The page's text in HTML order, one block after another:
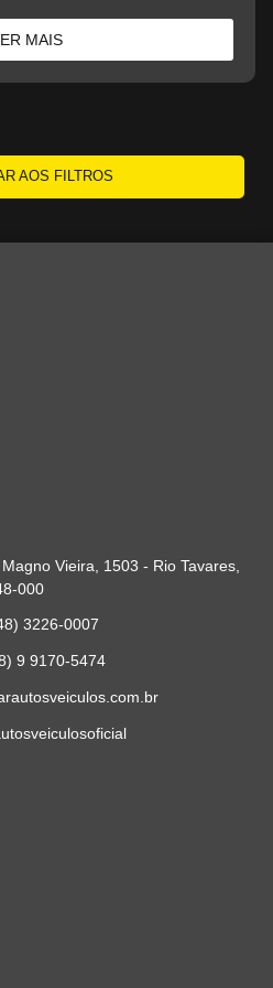
MAIS
AOS FILTROS
Vieira, 1503 - Rio Tavares,
000
3226-0007
9 9170-5474